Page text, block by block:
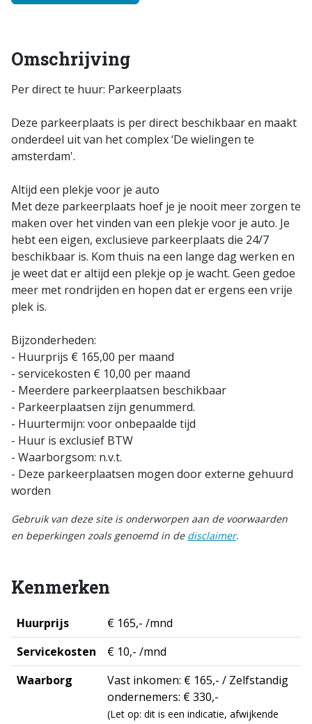
Omschrijving
Per direct te huur: Parkeerplaats
Deze parkeerplaats is per direct beschikbaar en maakt
onderdeel uit van het complex ‘De wielingen te
amsterdam'.
Altijd een plekje voor je auto
Met deze parkeerplaats hoef je je nooit meer zorgen te
maken over het vinden van een plekje voor je auto. Je
hebt een eigen, exclusieve parkeerplaats die 24/7
beschikbaar is. Kom thuis na een lange dag werken en
je weet dat er altijd een plekje op je wacht. Geen gedoe
meer met rondrijden en hopen dat er ergens een vrije
plek is.
Bijzonderheden:
- Huurprijs € 165,00 per maand
- servicekosten € 10,00 per maand
- Meerdere parkeerplaatsen beschikbaar
- Parkeerplaatsen zijn genummerd.
- Huurtermijn: voor onbepaalde tijd
- Huur is exclusief BTW
- Waarborgsom: n.v.t.
- Deze parkeerplaatsen mogen door externe gehuurd
worden
Gebruik van deze site is onderworpen aan de voorwaarden
en beperkingen zoals genoemd in de disclaimer.
Kenmerken
Huurprijs
€ 165,- /mnd
Servicekosten
€ 10,- /mnd
Waarborg
Vast inkomen: € 165,- / Zelfstandig
ondernemers: € 330,-
(Let op: dit is een indicatie, afwijkende